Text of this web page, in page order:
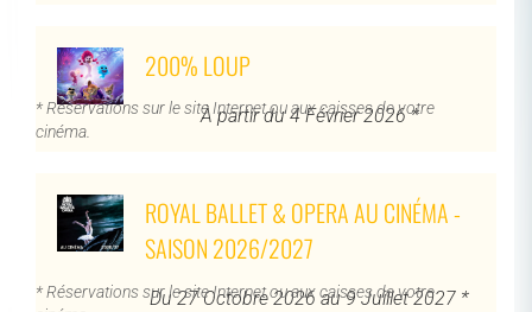
200% LOUP
À partir du 4 Février 2026 *
* Réservations sur le site Internet ou aux caisses de votre
cinéma.
ROYAL BALLET & OPERA AU CINÉMA -
SAISON 2026/2027
Du 27 Octobre 2026 au 9 Juillet 2027 *
* Réservations sur le site Internet ou aux caisses de votre